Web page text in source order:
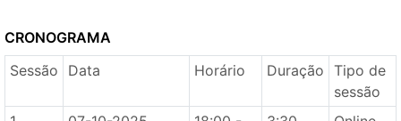
CRONOGRAMA
Sessão
Data Horário Duração Tipo de
sessão